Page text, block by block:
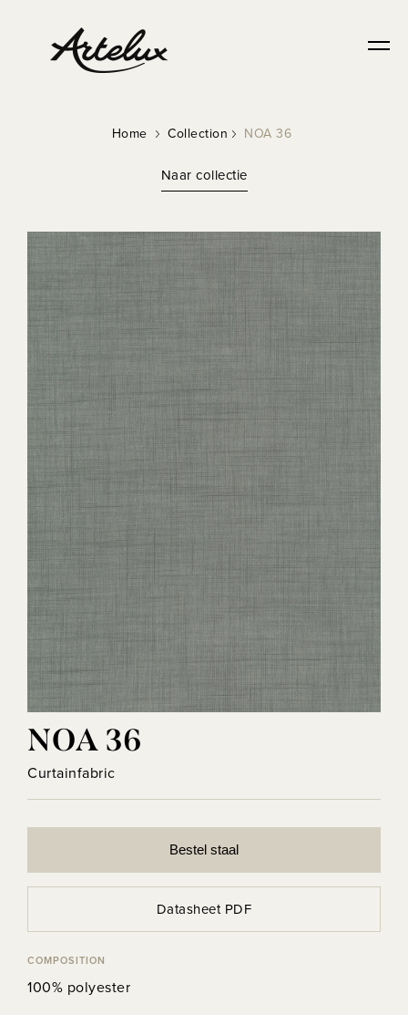
Home Collection NOA 36
Naar collectie
NOA 36
Curtainfabric
Bestel staal
Datasheet PDF
COMPOSITION
100% polyester